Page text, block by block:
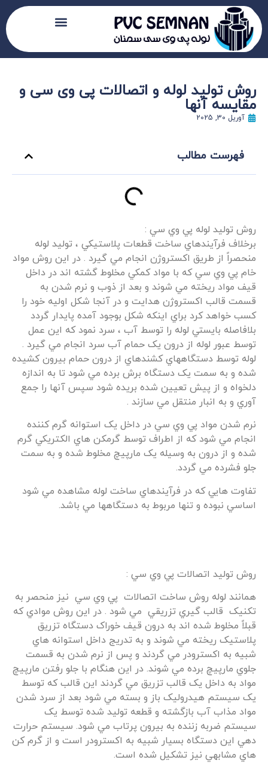
روش تولید لوله و اتصالات پی وی سی و
مقایسه آنها
آوریل 30, 2025
فهرست مطالب
روش توليد لوله پي وي سي :
برخلاف فرآيندهاي ساخت قطعات پلاستيکي ، توليد لوله
منحصراً از طريق اکستروژن انجام مي گيرد . در اين روش مواد
خام پي وي سي که با مواد کمکي مخلوط گشته اند در داخل
قيف مواد ريخته مي شوند و بعد از ذوب و نرم شدن به
قسمت قالب اکستروژن هدايت و در آنجا شکل اوليه خود را
کسب خواهد کرد براي اينکه شکل بوجود آمده پايدار گردد
بلافاصله بايستي لوله را توسط آب ، سرد نمود که اين عمل
توسط عبور لوله از درون يک حمام آب سرد انجام مي گيرد .
لوله توسط دستگاههاي کشندهاي از درون حمام بيرون کشيده
شده و به سمت يک دستگاه برش برده مي شود تا به اندازه
دلخواه و از پيش تعيين شده بريده شود سپس آنها را جمع
آوري و به انبار منتقل مي سازند .
نرم شدن مواد پي وي سي در داخل يک استوانه گرم کننده
انجام مي شود که از اطراف توسط گرمکن هاي الکتريکي گرم
شده و از درون به وسيله يک مارپيچ مخلوط شده و به سمت
جلو فشرده مي گردد.
تفاوت هايي که در فرآيندهاي ساخت لوله مشاهده مي شود
اساسي نبوده و تنها مربوط به دستگاهها مي باشد.
روش توليد اتصالات پي وي سي :
همانند لوله روش ساخت اتصالات پي وي سي نيز منحصر به
تکنيک قالب گيري تزريقي مي شود . در اين روش موادي که
قبلاً مخلوط شده اند به درون قيف خوراک دستگاه تزريق
پلاستيک ريخته مي شوند و به تدريج داخل استوانه هاي
شبيه به اکسترودر مي گردند و پس از نرم شدن به قسمت
جلوي مارپيچ برده مي شوند. در اين هنگام با جلو رفتن مارپيچ
مواد به داخل يک قالب تزريق مي گردند اين قالب که توسط
يک سيستم هيدروليک باز و بسته مي شود بعد از سرد شدن
مواد مذاب آب بازگشته و قطعه توليد شده توسط يک
سيستم ضربه زننده به بيرون پرتاب مي شود. سيستم حرارت
دهي اين دستگاه بسيار شبيه به اکسترودر است و از گرم کن
هاي مشابهي نيز تشکيل شده است.